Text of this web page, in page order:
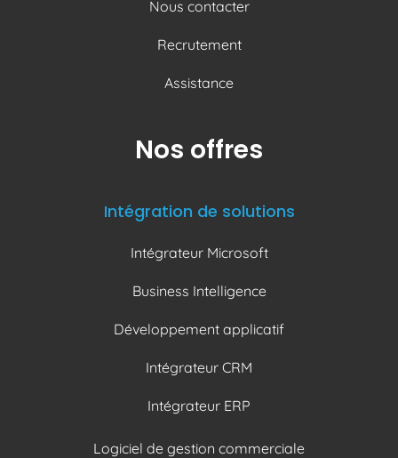
Nous contacter
Recrutement
Assistance
Nos offres
Intégration de solutions
Intégrateur Microsoft
Business Intelligence
Développement applicatif
Intégrateur CRM
Intégrateur ERP
Logiciel de gestion commerciale